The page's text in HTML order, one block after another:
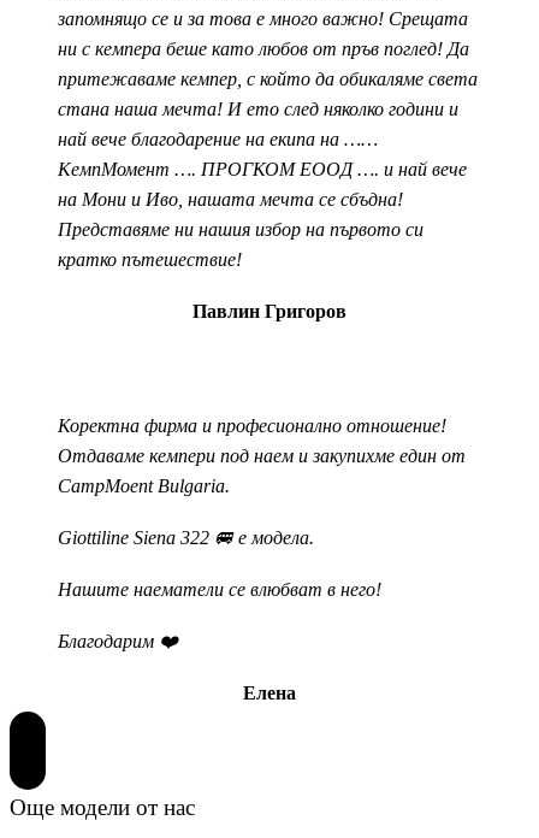
запомнящо се и за това е много важно! Срещата
ни с кемпера беше като любов от пръв поглед! Да
притежаваме кемпер, с който да обикаляме света
стана наша мечта! И ето след няколко години и
най вече благодарение на екипа на ……
КемпМомент …. ПРОГКОМ ЕООД …. и най вече
на Мони и Иво, нашата мечта се сбъдна!
Представяме ни нашия избор на първото си
кратко пътешествие!
Павлин Григоров
Коректна фирма и професионално отношение!
Отдаваме кемпери под наем и закупихме един от
CampMoent Bulgaria.
Giottiline Siena 322 🚐 е модела.
Нашите наематели се влюбват в него!
Благодарим ❤️
Елена
Още модели от нас